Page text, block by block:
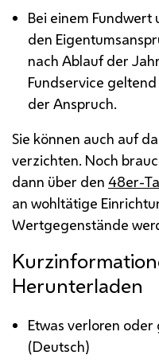
Bei einem Fundwert
den
nach Ablauf der
Fundservice
der Anspruch.
Sie können auch auf
verzichten. Noch
dann über den 48er-
an wohltätige
Wertgegenstände
Herunterladen
Etwas verloren oder
(Deutsch)